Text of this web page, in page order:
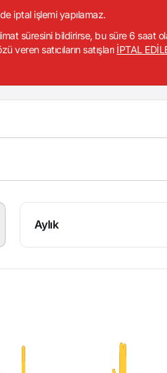
iptal işlemi yapılamaz.
süresini bildirirse, bu süre 6 saat
satıcıların satışları İPTAL
Aylık